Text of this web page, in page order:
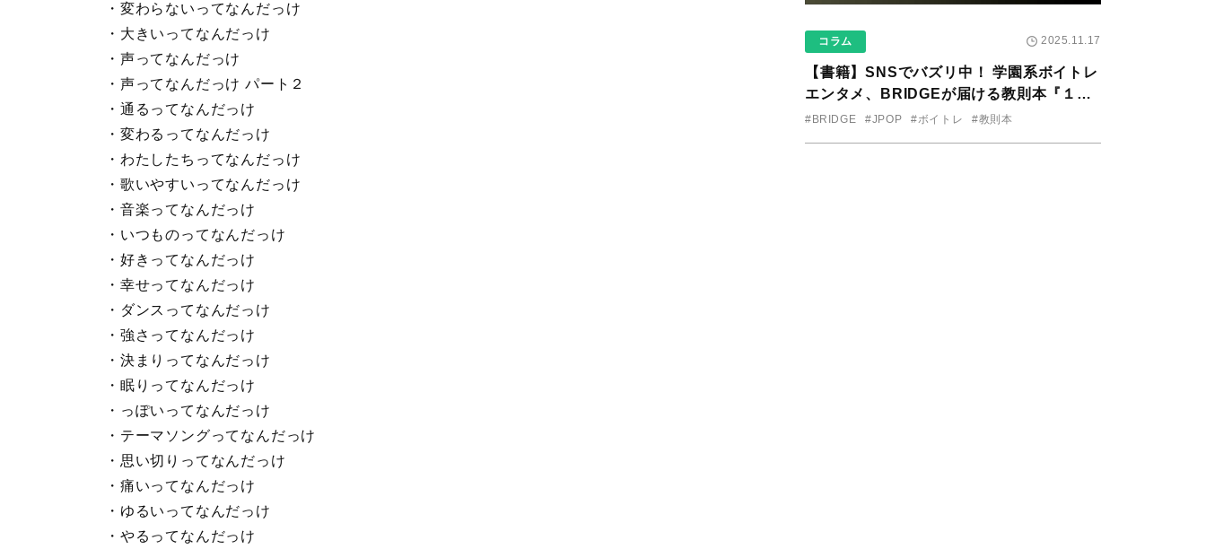
・変わらないってなんだっけ
・大きいってなんだっけ
・声ってなんだっけ
・声ってなんだっけ パート２
・通るってなんだっけ
・変わるってなんだっけ
・わたしたちってなんだっけ
・歌いやすいってなんだっけ
・音楽ってなんだっけ
・いつものってなんだっけ
・好きってなんだっけ
・幸せってなんだっけ
・ダンスってなんだっけ
・強さってなんだっけ
・決まりってなんだっけ
・眠りってなんだっけ
・っぽいってなんだっけ
・テーマソングってなんだっけ
・思い切りってなんだっけ
・痛いってなんだっけ
・ゆるいってなんだっけ
・やるってなんだっけ
コラム 2025.11.17
【書籍】SNSでバズリ中！ 学園系ボイトレ
エンタメ、BRIDGEが届ける教則本『１分
で攻略！ ボイスタイプ別で挑む歌の上達
#BRIDGE #JPOP #ボイトレ #教則本